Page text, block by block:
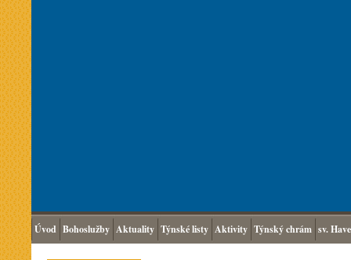
Úvod Bohoslužby Aktuality Týnské listy Aktivity Týnský chrám sv.